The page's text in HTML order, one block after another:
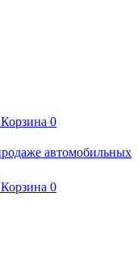
Корзина 0
Корзина 0